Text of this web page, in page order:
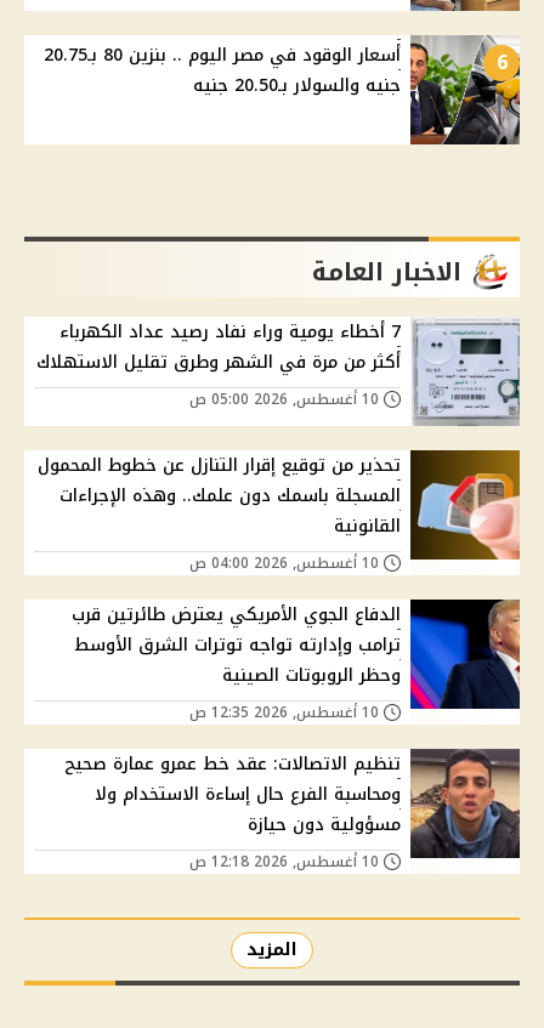
6
أسعار الوقود في مصر اليوم .. بنزين 80 بـ20.75
جنيه والسولار بـ20.50 جنيه
الاخبار العامة
7 أخطاء يومية وراء نفاد رصيد عداد الكهرباء
أكثر من مرة في الشهر وطرق تقليل الاستهلاك
تحذير من توقيع إقرار التنازل عن خطوط المحمول
المسجلة باسمك دون علمك.. وهذه الإجراءات
القانونية
الدفاع الجوي الأمريكي يعترض طائرتين قرب
ترامب وإدارته تواجه توترات الشرق الأوسط
وحظر الروبوتات الصينية
تنظيم الاتصالات: عقد خط عمرو عمارة صحيح
ومحاسبة الفرع حال إساءة الاستخدام ولا
مسؤولية دون حيازة
المزيد